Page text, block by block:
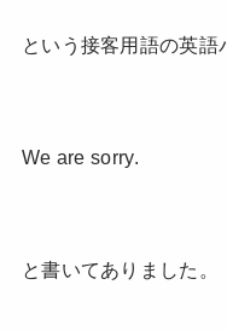
という接客用語の英語
We are sorry.
と書いてありました。